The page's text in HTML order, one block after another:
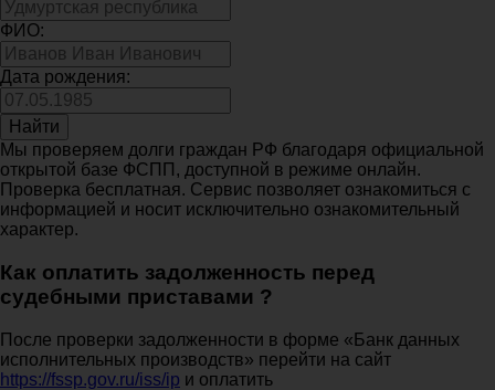
ФИО:
Дата рождения:
Найти
Мы проверяем долги граждан РФ благодаря официальной
открытой базе ФСПП, доступной в режиме онлайн.
Проверка бесплатная. Сервис позволяет ознакомиться с
информацией и носит исключительно ознакомительный
характер.
Как оплатить задолженность перед
судебными приставами ?
После проверки задолженности в форме «Банк данных
исполнительных производств» перейти на сайт
https://fssp.gov.ru/iss/ip и оплатить